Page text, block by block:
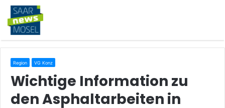
Region VG Konz
Wichtige Information zu
den Asphaltarbeiten in